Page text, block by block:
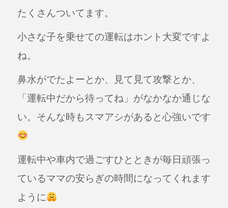
たくさんついてます。
小さな子を乗せての運転はホント大変ですよ
ね。
鼻水がでたよーとか、見て見て攻撃とか、
「運転中だから待ってね」がなかなか通じな
い。そんな時もスマアシがあると心強いです
運転中や車内で過ごすひとときが毎日頑張っ
ているママの安らぎの時間になってくれます
ように